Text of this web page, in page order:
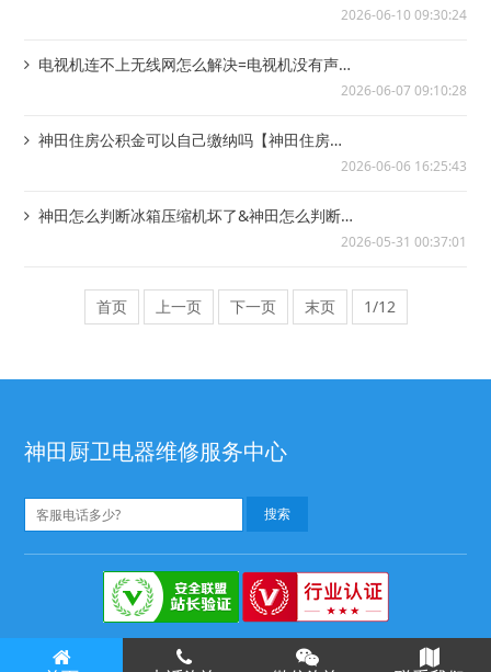
2026-06-10 09:30:24
电视机连不上无线网怎么解决=电视机没有声音
2026-06-07 09:10:28
神田住房公积金可以自己缴纳吗【神田住房公
2026-06-06 16:25:43
神田怎么判断冰箱压缩机坏了&神田怎么判断
2026-05-31 00:37:01
首页 上一页 下一页 末页 1/12
神田厨卫电器维修服务中心
神田维修电话 神田维修点版权所有